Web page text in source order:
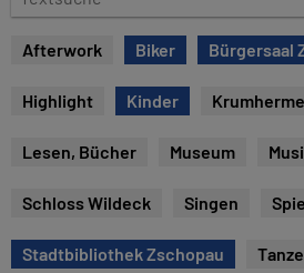
e
Afterwork Biker Bürgersaal
Highlight Kinder
Lesen, Bücher Museum
Schloss Wildeck Singen
Stadtbibliothek Zschopau